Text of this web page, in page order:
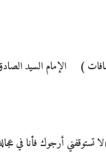
) الإمام السيد
تستوقفني أرجوك فأنا في